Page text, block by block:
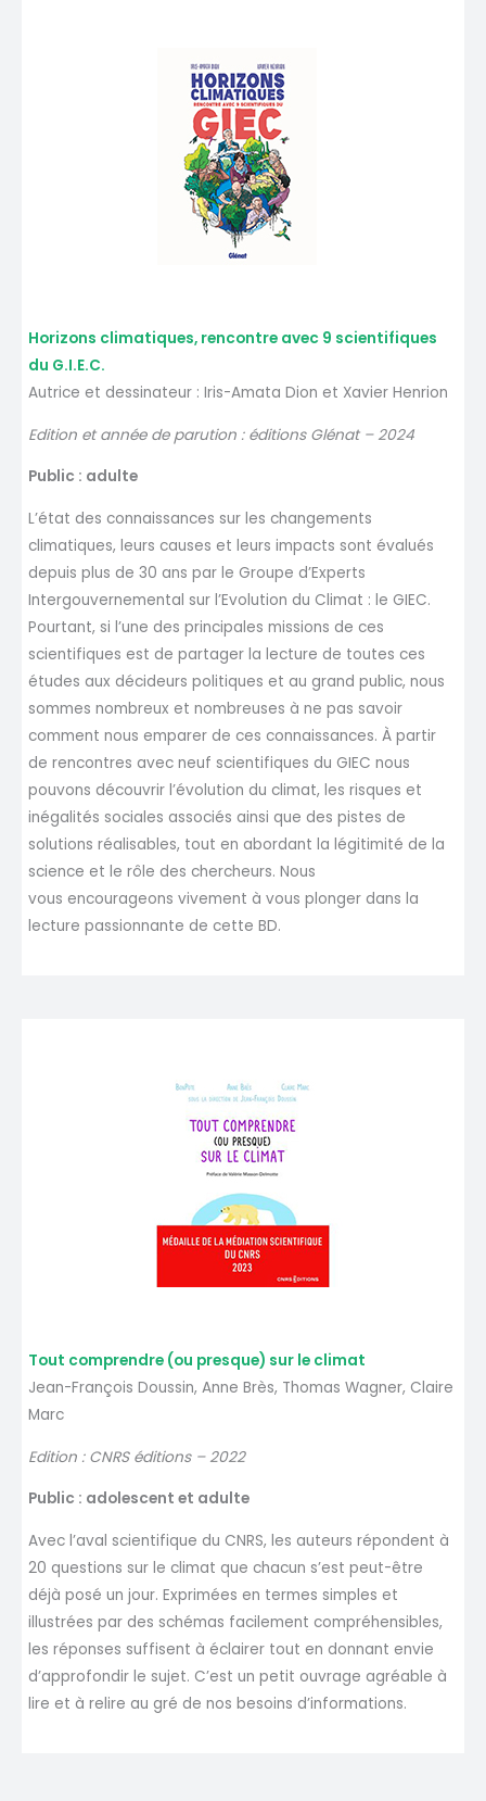
Horizons climatiques, rencontre avec 9 scientifiques
du G.I.E.C.
Autrice et dessinateur : Iris-Amata Dion et Xavier Henrion
Edition et année de parution : éditions Glénat – 2024
Public : adulte
L’état des connaissances sur les changements
climatiques, leurs causes et leurs impacts sont évalués
depuis plus de 30 ans par le Groupe d’Experts
Intergouvernemental sur l’Evolution du Climat : le GIEC.
Pourtant, si l’une des principales missions de ces
scientifiques est de partager la lecture de toutes ces
études aux décideurs politiques et au grand public, nous
sommes nombreux et nombreuses à ne pas savoir
comment nous emparer de ces connaissances. À partir
de rencontres avec neuf scientifiques du GIEC nous
pouvons découvrir l’évolution du climat, les risques et
inégalités sociales associés ainsi que des pistes de
solutions réalisables, tout en abordant la légitimité de la
science et le rôle des chercheurs. Nous
vous encourageons vivement à vous plonger dans la
lecture passionnante de cette BD.
Tout comprendre (ou presque) sur le climat
Jean-François Doussin, Anne Brès, Thomas Wagner, Claire
Marc
Edition : CNRS éditions – 2022
Public : adolescent et adulte
Avec l’aval scientifique du CNRS, les auteurs répondent à
20 questions sur le climat que chacun s’est peut-être
déjà posé un jour. Exprimées en termes simples et
illustrées par des schémas facilement compréhensibles,
les réponses suffisent à éclairer tout en donnant envie
d’approfondir le sujet. C’est un petit ouvrage agréable à
lire et à relire au gré de nos besoins d’informations.